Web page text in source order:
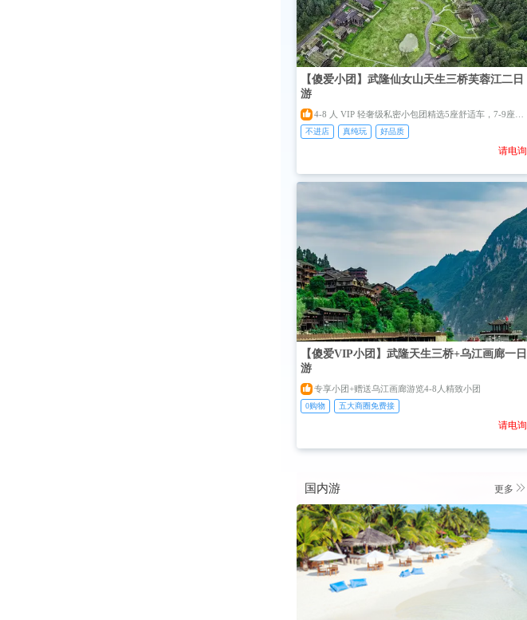
【傻爱小团】武隆仙女山天生三桥芙蓉江二日
游
 4-8 人 VIP 轻奢级私密小包团精选5座舒适车，7-9座商务车
不进店 真纯玩 好品质
请电询
【傻爱VIP小团】武隆天生三桥+乌江画廊一日
游
 专享小团+赠送乌江画廊游览4-8人精致小团
0购物 五大商圈免费接
请电询
国内游 更多 